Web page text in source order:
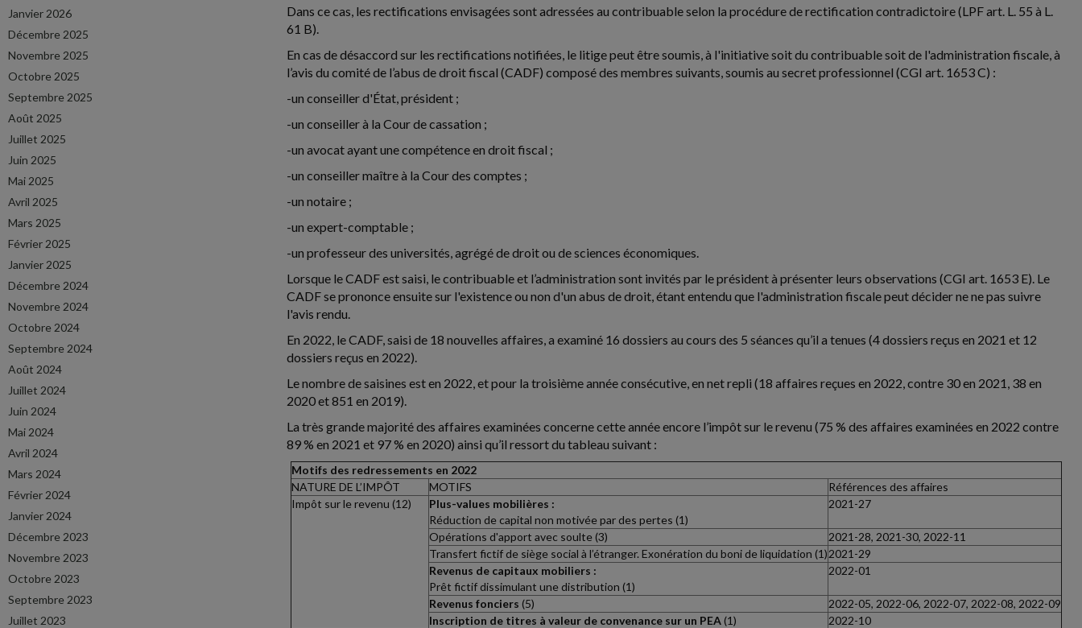
Janvier 2026
Décembre 2025
Novembre 2025
Octobre 2025
Septembre 2025
Août 2025
Juillet 2025
Juin 2025
Mai 2025
Avril 2025
Mars 2025
Février 2025
Janvier 2025
Décembre 2024
Novembre 2024
Octobre 2024
Septembre 2024
Août 2024
Juillet 2024
Juin 2024
Mai 2024
Avril 2024
Mars 2024
Février 2024
Janvier 2024
Décembre 2023
Novembre 2023
Octobre 2023
Septembre 2023
Juillet 2023
Dans ce cas, les rectifications envisagées sont adressées au contribuable selon la procédure de rectification contradictoire (LPF art. L. 55 à L.
61 B).
En cas de désaccord sur les rectifications notifiées, le litige peut être soumis, à l'initiative soit du contribuable soit de l'administration fiscale, à
l’avis du comité de l’abus de droit fiscal (CADF) composé des membres suivants, soumis au secret professionnel (CGI art. 1653 C) :
-un conseiller d'État, président ;
-un conseiller à la Cour de cassation ;
-un avocat ayant une compétence en droit fiscal ;
-un conseiller maître à la Cour des comptes ;
-un notaire ;
-un expert-comptable ;
-un professeur des universités, agrégé de droit ou de sciences économiques.
Lorsque le CADF est saisi, le contribuable et l’administration sont invités par le président à présenter leurs observations (CGI art. 1653 E). Le
CADF se prononce ensuite sur l'existence ou non d'un abus de droit, étant entendu que l'administration fiscale peut décider ne ne pas suivre
l'avis rendu.
En 2022, le CADF, saisi de 18 nouvelles affaires, a examiné 16 dossiers au cours des 5 séances qu’il a tenues (4 dossiers reçus en 2021 et 12
dossiers reçus en 2022).
Le nombre de saisines est en 2022, et pour la troisième année consécutive, en net repli (18 affaires reçues en 2022, contre 30 en 2021, 38 en
2020 et 851 en 2019).
La très grande majorité des affaires examinées concerne cette année encore l’impôt sur le revenu (75 % des affaires examinées en 2022 contre
89 % en 2021 et 97 % en 2020) ainsi qu’il ressort du tableau suivant :
Motifs des redressements en 2022
NATURE DE L’IMPÔT
MOTIFS
Références des affaires
Impôt sur le revenu (12)
Plus-values mobilières :
Réduction de capital non motivée par des pertes (1)
2021-27
Opérations d'apport avec soulte (3)
2021-28, 2021-30, 2022-11
Transfert fictif de siège social à l’étranger. Exonération du boni de liquidation (1)2021-29
Revenus de capitaux mobiliers :
Prêt fictif dissimulant une distribution (1)
2022-01
Revenus fonciers (5)
2022-05, 2022-06, 2022-07, 2022-08, 2022-09
Inscription de titres à valeur de convenance sur un PEA(1)
2022-10